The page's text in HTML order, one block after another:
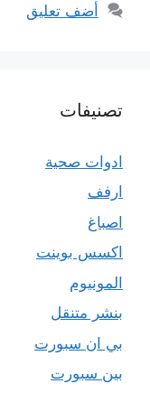
أضف تعليق
تصنيفات
ادوات صحية
ارفف
اصباغ
اكسس بوينت
المونيوم
بنشر متنقل
بي ان سبورت
بين سبورت